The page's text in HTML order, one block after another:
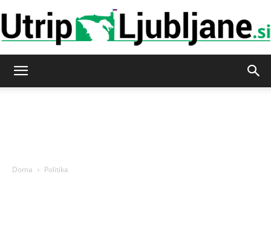
Doma Politika